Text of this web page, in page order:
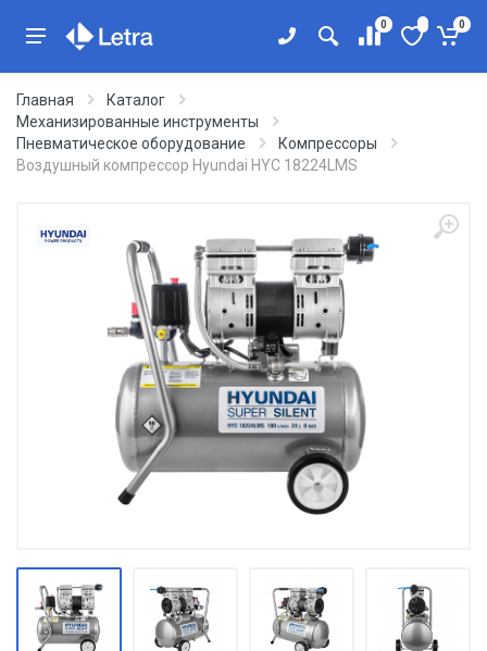
0 0
Главная
Каталог
Механизированные инструменты
Пневматическое оборудование
Компрессоры
Воздушный компрессор Hyundai HYC 18224LMS